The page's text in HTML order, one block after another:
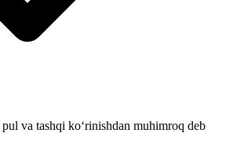
va tashqi koʻrinishdan muhimroq deb